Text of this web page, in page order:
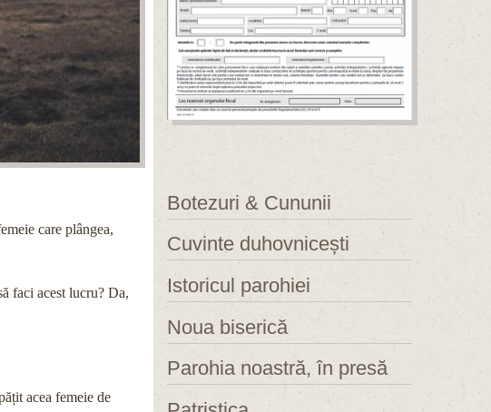
care plângea,
faci acest lucru? Da,
acea femeie de
Botezuri & Cununii
Cuvinte duhovnicești
Istoricul parohiei
Noua biserică
Parohia noastră, în presă